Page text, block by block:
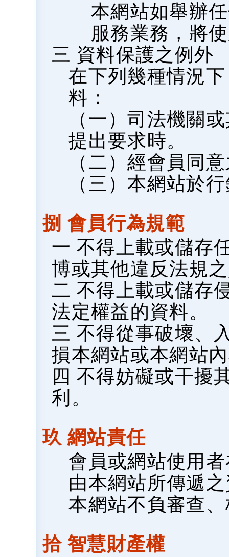
本網站如舉辦
服務業務，將
三 資料保護之例外
在下列幾種情況
料：
（一）司法機關
提出要求時。
（二）經會員同
（三）本網站於
捌 會員行為規範
一 不得上載或儲存
博或其他違反法規
二 不得上載或儲存
法定權益的資料。
三 不得從事破壞、
損本網站或本網站
四 不得妨礙或干擾
利。
玖 網站責任
會員或網站使用
由本網站所傳遞
本網站不負審查
拾 智慧財產權